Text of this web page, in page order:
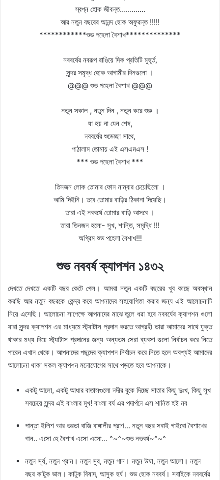
স্বপ্ন হোক জীবন্ত………….
আর নতুন বছরের আনন্দ হোক অফুরন্ত !!!!!
************শুভ পহেলা বৈশাখ**************
নববর্ষের নবরূপ রাঙিয়ে দিক প্রতিটি মুহূর্ত,
সুন্দর সমৃদ্ধ হোক আগামীর দিনগুলো ।
@@@ শুভ পহেলা বৈশাখ @@@
নতুন সকাল , নতুন দিন , নতুন করে শুরু ।
যা হয় না যেন শেষ,
নববর্ষের শুভেচ্ছা সাথে,
পাঠালাম তোমায় এই এসএমএস !
*** শুভ পহেলা বৈশাখ ***
তিনজন লোক তোমার ফোন নাম্বার চেয়েছিলো ।
আমি দিইনি। তবে তোমার বাড়ির ঠিকানা দিয়েছি।
তারা এই নববর্ষে তোমার বাড়ি আসবে ।
তারা তিনজন হলো- সুখ, শান্তি, সমৃদ্ধি !!!
অগ্রিম শুভ পহেলা বৈশাখ!!!
শুভ নববর্ষ ক্যাপশন ১৪৩২
দেখতে দেখতে একটি বছর কেটে গেল। আমরা নতুন একটি বছরের খুব কাছে অবস্থান
করছি আর নতুন বছরকে কেন্দ্র করে আপনাদের সহযোগিতা করার জন্য এই আলোচনাটি
নিয়ে এসেছি। আলোচনা সাপেক্ষে আপনাদের মাঝে তুলে ধরা হবে নববর্ষের ক্যাপশন গুলো
যারা সুন্দর ক্যাপশন এর মাধ্যমে স্ট্যাটাস প্রদান করতে আগ্রহী তারা আমাদের সাথে যুক্ত
থাকার মধ্য দিয়ে স্ট্যাটাস প্রদানের জন্য অন্যতম সেরা ব্যবসা গুলো নির্বাচন করে নিতে
পারেন এখান থেকে। আপনাদের পছন্দের ক্যাপশন নির্বাচন করে নিতে হলে অবশ্যই আমাদের
আলোচনা থাকা সকল ক্যাপশন মনোযোগের সাথে পড়তে হবে আপনাকে।
একটু আলো, একটু আধার বাতাসগুলো নদীর বুকে দিচ্ছে সাতার কিছু দুঃখ, কিছু সুখ
সবচেয়ে সুন্দর এই বাংলার মুখ! বাংলা বর্ষ এর পদার্পনে এস শানিত হই নব
পান্তা ইলিশ আর ভরতা বাজি বাঙ্গালীর প্রাণ… নতুন বছর সবাই গাইবো বৈশাখের
গান.. এসো হে বৈশাখ এসো এসো… ^~^~শুভ নভবর্ষ~^~^
নতুন সূর্য, নতুন প্রান। নতুন সুর, নতুন গান। নতুন উষা, নতুন আলো। নতুন
বছর কাটুক ভাল। কাটুক বিষাদ, আসুক হর্ষ। শুভ হোক নববর্ষ। সবাইকে নববর্ষের